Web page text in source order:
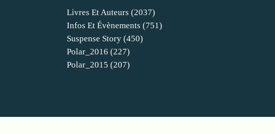
Livres Et Auteurs (2037)
Infos Et Évènements (751)
Suspense Story (450)
Polar_2016 (227)
Polar_2015 (207)